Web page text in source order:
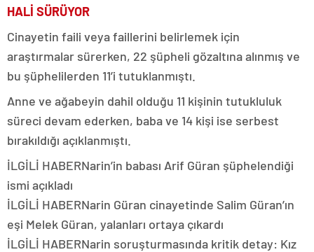
HALİ SÜRÜYOR
Cinayetin faili veya faillerini belirlemek için
araştırmalar sürerken, 22 şüpheli gözaltına alınmış ve
bu şüphelilerden 11’i tutuklanmıştı.
Anne ve ağabeyin dahil olduğu 11 kişinin tutukluluk
süreci devam ederken, baba ve 14 kişi ise serbest
bırakıldığı açıklanmıştı.
İLGİLİ HABERNarin’in babası Arif Güran şüphelendiği
ismi açıkladı
İLGİLİ HABERNarin Güran cinayetinde Salim Güran’ın
eşi Melek Güran, yalanları ortaya çıkardı
İLGİLİ HABERNarin soruşturmasında kritik detay: Kız